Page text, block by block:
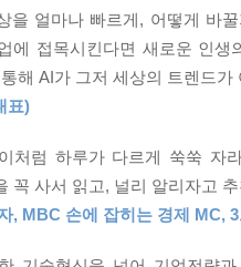
는 AI 시대
비서 그룹, 웍스AI
서 | 문서 검토 AI 비서 | 데이
인기를 끌고 있을까? | 한국
그리기 | AI 과제와 업무－그
간 트렌드 키워드와 포화도
정받게 된 것이다. 한편,
원천기술이 되는 확산모델에
AI를 알아야 한다.
바꾸는 AI 트렌드를 빠르게
를 중점적으로 소개한다. 김
AI 트렌드 키워드로 ‘1. AI
인플루언서’, ‘9. AI 길들이는
을 얼마나 빠르게, 어떻게 바
에 접목시킨다면 새로운 인
해 AI가 그저 세상의 트렌드가
표)
처럼 하루가 다르게 쑥쑥 자
꼭 사서 읽고, 널리 알리자고
, MBC 손에 잡히는 경제 MC,